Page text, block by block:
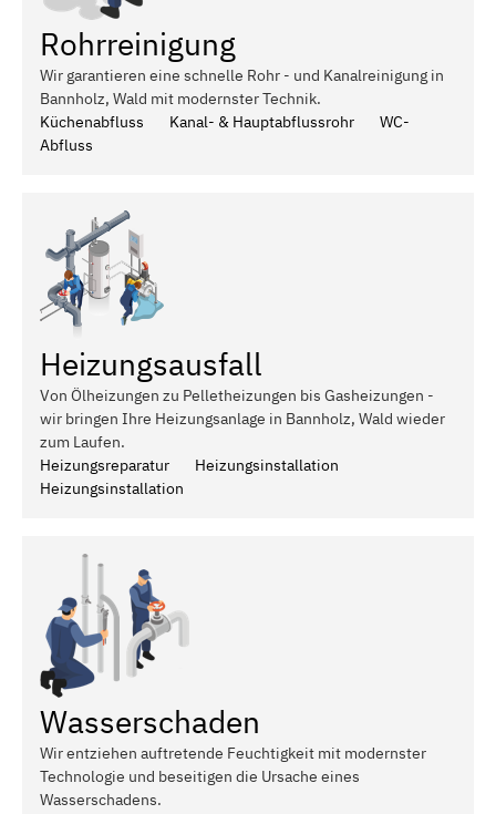
Rohrreinigung
Wir garantieren eine schnelle Rohr - und Kanalreinigung in
Bannholz, Wald mit modernster Technik.
Küchenabfluss
Kanal- & Hauptabflussrohr
WC-
Abfluss
Heizungsausfall
Von Ölheizungen zu Pelletheizungen bis Gasheizungen -
wir bringen Ihre Heizungsanlage in Bannholz, Wald wieder
zum Laufen.
Heizungsreparatur
Heizungsinstallation
Heizungsinstallation
Wasserschaden
Wir entziehen auftretende Feuchtigkeit mit modernster
Technologie und beseitigen die Ursache eines
Wasserschadens.